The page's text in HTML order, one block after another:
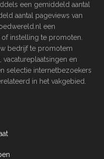
een gemiddeld aantal
aantal pageviews van
een
instelling te promoten.
bedrijf te promotem
en
selectie internetbezoekers
in het vakgebied.